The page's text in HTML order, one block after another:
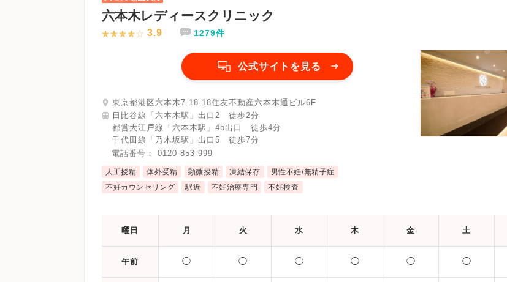
六本木レディースクリニック
3.9 1279件
公式サイトを見る
東京都港区六本木7-18-18住友不動産六本木通ビル6F
日比谷線「六本木駅」出口2 徒歩2分
都営大江戸線「六本木駅」4b出口 徒歩4分
千代田線「乃木坂駅」出口5 徒歩7分
電話番号： 0120-853-999
人工授精 体外受精 顕微授精 凍結保存
男性不妊/無精子症
不妊カウンセリング
駅近 不妊治療専門 不妊検査
曜日 月 火 水 木 金 土
午前 ◯ ◯ ◯ ◯ ◯ ◯